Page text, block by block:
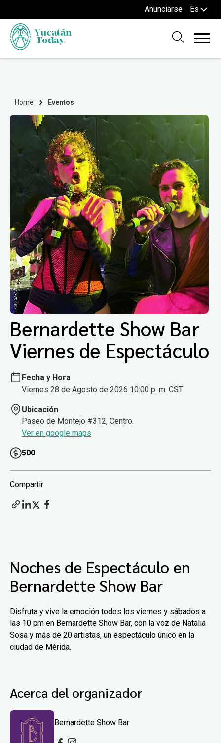
Anunciarse Es
Home Eventos
Bernardette Show Bar
Viernes de Espectáculo
Fecha y Hora
Viernes 28 de Agosto de 2026 10:00 p. m. CST
Ubicación
Paseo de Montejo #312, Centro.
Ver en google maps
500
Compartir
Noches de Espectáculo en
Bernardette Show Bar
Disfruta y vive la emoción todos los viernes y sábados a
las 10 pm en Bernardette Show Bar, con la voz de Natalia
Sosa y más de 20 artistas, un espectáculo único en la
ciudad de Mérida.
Acerca del organizador
Bernardette Show Bar